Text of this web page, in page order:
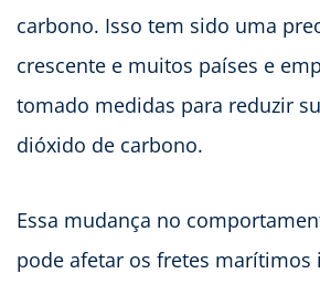
carbono. Isso tem sido uma
crescente e muitos países e
tomado medidas para reduzir
dióxido de carbono.
Essa mudança no
pode afetar os fretes marítimos